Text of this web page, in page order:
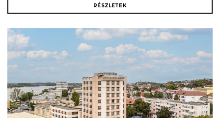
RÉSZLETEK